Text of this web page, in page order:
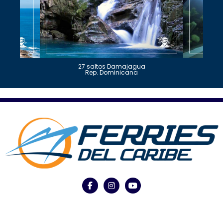
27 saltos Damajagua
Rep. Dominicana